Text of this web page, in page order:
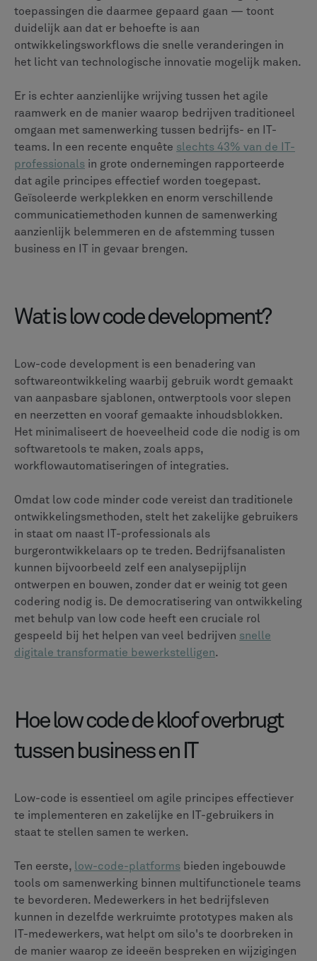
toepassingen die daarmee gepaard gaan — toont
duidelijk aan dat er behoefte is aan
ontwikkelingsworkflows die snelle veranderingen in
het licht van technologische innovatie mogelijk maken.
Er is echter aanzienlijke wrijving tussen het agile
raamwerk en de manier waarop bedrijven traditioneel
omgaan met samenwerking tussen bedrijfs- en IT-
teams. In een recente enquête slechts 43% van de IT-
professionals in grote ondernemingen rapporteerde
dat agile principes effectief worden toegepast.
Geïsoleerde werkplekken en enorm verschillende
communicatiemethoden kunnen de samenwerking
aanzienlijk belemmeren en de afstemming tussen
business en IT in gevaar brengen.
Wat is low code development?
Low-code development is een benadering van
softwareontwikkeling waarbij gebruik wordt gemaakt
van aanpasbare sjablonen, ontwerptools voor slepen
en neerzetten en vooraf gemaakte inhoudsblokken.
Het minimaliseert de hoeveelheid code die nodig is om
softwaretools te maken, zoals apps,
workflowautomatiseringen of integraties.
Omdat low code minder code vereist dan traditionele
ontwikkelingsmethoden, stelt het zakelijke gebruikers
in staat om naast IT-professionals als
burgerontwikkelaars op te treden. Bedrijfsanalisten
kunnen bijvoorbeeld zelf een analysepijplijn
ontwerpen en bouwen, zonder dat er weinig tot geen
codering nodig is. De democratisering van ontwikkeling
met behulp van low code heeft een cruciale rol
gespeeld bij het helpen van veel bedrijven snelle
digitale transformatie bewerkstelligen.
Hoe low code de kloof overbrugt
tussen business en IT
Low-code is essentieel om agile principes effectiever
te implementeren en zakelijke en IT-gebruikers in
staat te stellen samen te werken.
Ten eerste, low-code-platforms bieden ingebouwde
tools om samenwerking binnen multifunctionele teams
te bevorderen. Medewerkers in het bedrijfsleven
kunnen in dezelfde werkruimte prototypes maken als
IT-medewerkers, wat helpt om silo's te doorbreken in
de manier waarop ze ideeën bespreken en wijzigingen